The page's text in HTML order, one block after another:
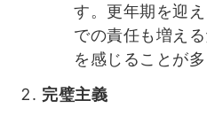
す。更年期を迎
での責任も増え
を感じることが多
完璧主義